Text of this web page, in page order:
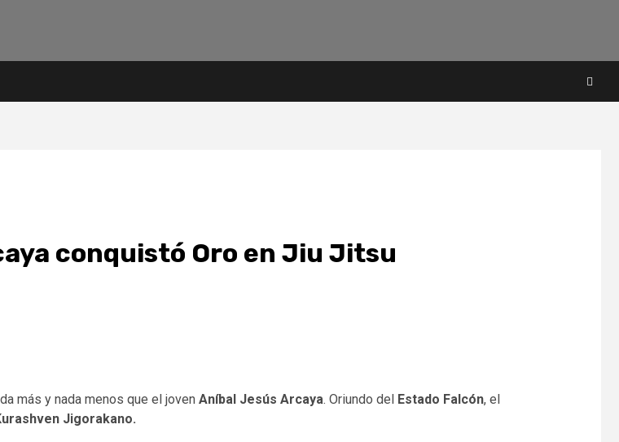
conquistó Oro en Jiu Jitsu
más y nada menos que el joven Aníbal Jesús Arcaya. Oriundo del Estado Falcón, el
Jigorakano.